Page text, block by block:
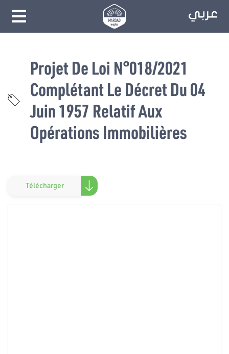
Projet De Loi N°018/2021
Complétant Le Décret Du 04
Juin 1957 Relatif Aux
Opérations Immobilières
Télécharger